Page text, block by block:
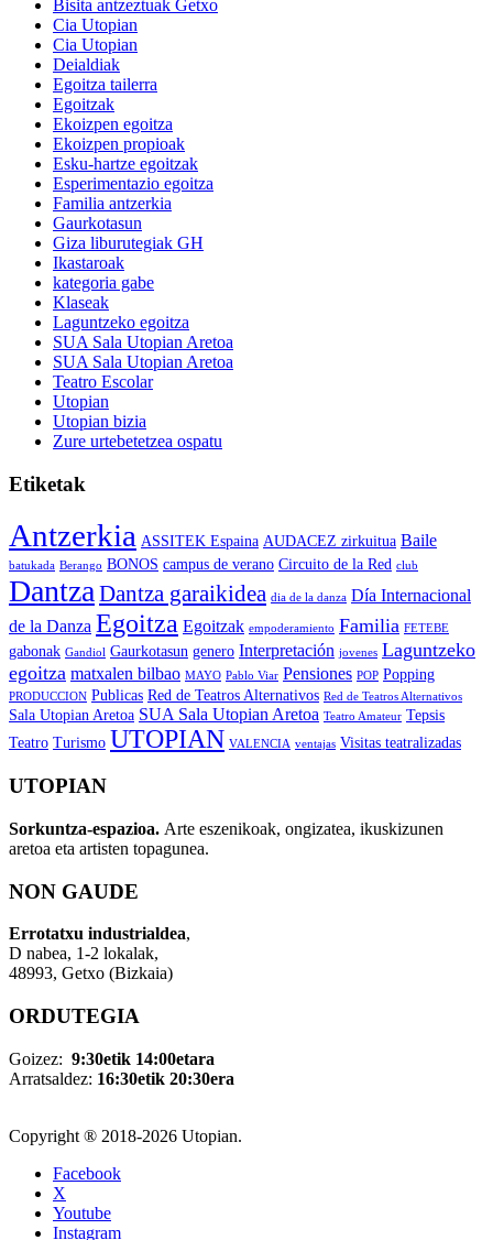
Bisita antzeztuak Getxo
Cia Utopian
Cia Utopian
Deialdiak
Egoitza tailerra
Egoitzak
Ekoizpen egoitza
Ekoizpen propioak
Esku-hartze egoitzak
Esperimentazio egoitza
Familia antzerkia
Gaurkotasun
Giza liburutegiak GH
Ikastaroak
kategoria gabe
Klaseak
Laguntzeko egoitza
SUA Sala Utopian Aretoa
SUA Sala Utopian Aretoa
Teatro Escolar
Utopian
Utopian bizia
Zure urtebetetzea ospatu
Etiketak
Antzerkia ASSITEK Espaina AUDACEZ zirkuitua Baile
batukada Berango BONOS campus de verano Circuito de la Red club
Dantza Dantza garaikidea dia de la danza Día Internacional
de la Danza Egoitza Egoitzak empoderamiento Familia FETEBE
gabonak Gandiol Gaurkotasun genero Interpretación jovenes Laguntzeko
egoitza matxalen bilbao MAYO Pablo Viar Pensiones POP Popping
PRODUCCION Publicas Red de Teatros Alternativos Red de Teatros Alternativos
Sala Utopian Aretoa SUA Sala Utopian Aretoa Teatro Amateur Tepsis
Teatro Turismo UTOPIAN VALENCIA ventajas Visitas teatralizadas
UTOPIAN
Sorkuntza-espazioa. Arte eszenikoak, ongizatea, ikuskizunen
aretoa eta artisten topagunea.
NON GAUDE
Errotatxu industrialdea,
D nabea, 1-2 lokalak,
48993, Getxo (Bizkaia)
ORDUTEGIA
Goizez: 9:30etik 14:00etara
Arratsaldez: 16:30etik 20:30era
Copyright ® 2018-2026 Utopian.
Facebook
X
Youtube
Instagram